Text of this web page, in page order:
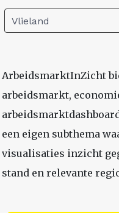
Vlieland
ArbeidsmarktInZicht
arbeidsmarkt,
een eigen subthema
visualisaties inzicht
stand en relevante